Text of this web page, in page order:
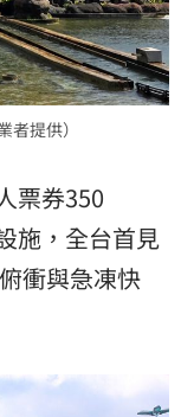
者提供）
票券350
施，全台首見
衝與急凍快